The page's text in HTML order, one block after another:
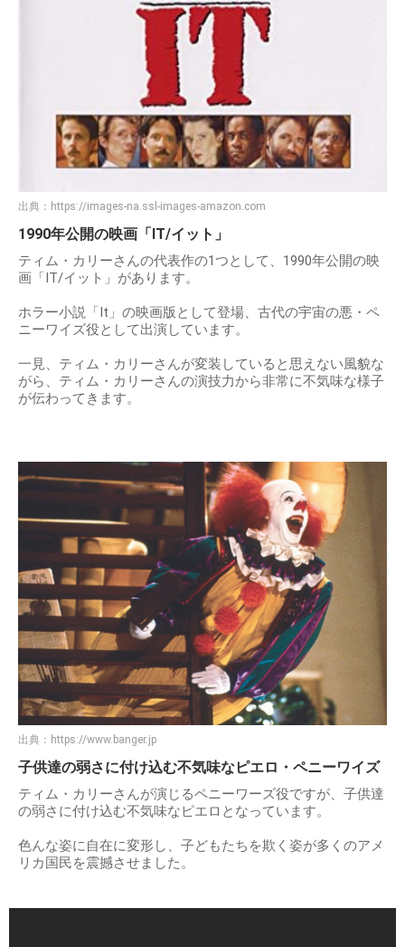
出典： https://images-na.ssl-images-amazon.com
1990年公開の映画「IT/イット」
ティム・カリーさんの代表作の1つとして、1990年公開の映
画「IT/イット」があります。
ホラー小説「It」の映画版として登場、古代の宇宙の悪・ペ
ニーワイズ役として出演しています。
一見、ティム・カリーさんが変装していると思えない風貌な
がら、ティム・カリーさんの演技力から非常に不気味な様子
が伝わってきます。
出典： https://www.banger.jp
子供達の弱さに付け込む不気味なピエロ・ペニーワイズ
ティム・カリーさんが演じるペニーワーズ役ですが、子供達
の弱さに付け込む不気味なピエロとなっています。
色んな姿に自在に変形し、子どもたちを欺く姿が多くのアメ
リカ国民を震撼させました。